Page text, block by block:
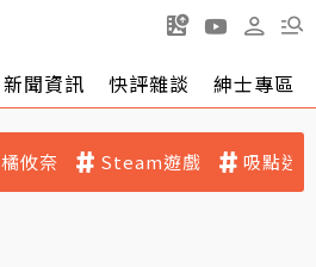
新聞資訊 快評雜談 紳士專區
橘攸奈 Steam遊戲 吸點迷